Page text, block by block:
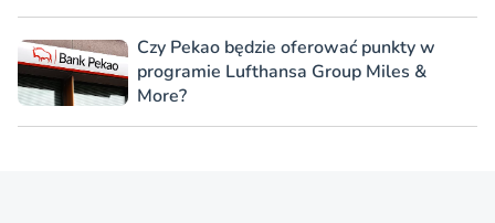
Czy Pekao będzie oferować punkty w
programie Lufthansa Group Miles &
More?